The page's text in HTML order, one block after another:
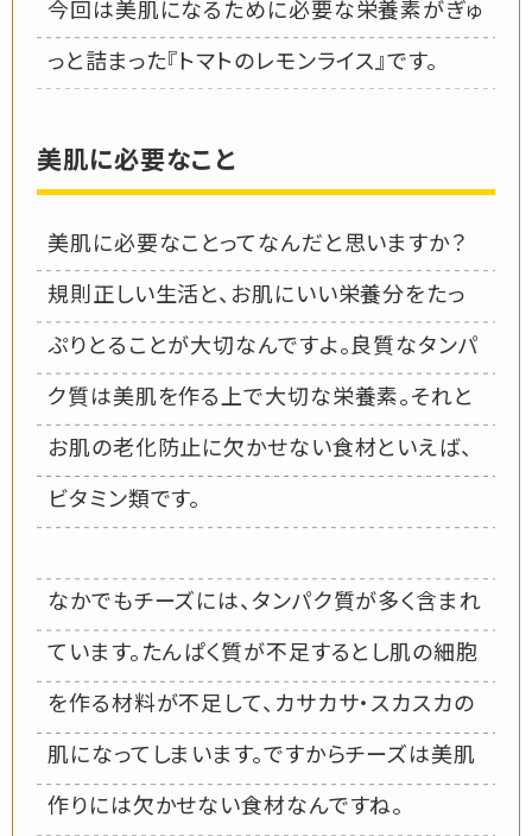
今回は美肌になるために必要な栄養素がぎゅ
っと詰まった『トマトのレモンライス』です。
美肌に必要なこと
美肌に必要なことってなんだと思いますか？
規則正しい生活と、お肌にいい栄養分をたっ
ぷりとることが大切なんですよ。良質なタンパ
ク質は美肌を作る上で大切な栄養素。それと
お肌の老化防止に欠かせない食材といえば、
ビタミン類です。
なかでもチーズには、タンパク質が多く含まれ
ています。たんぱく質が不足するとし肌の細胞
を作る材料が不足して、カサカサ・スカスカの
肌になってしまいます。ですからチーズは美肌
作りには欠かせない食材なんですね。